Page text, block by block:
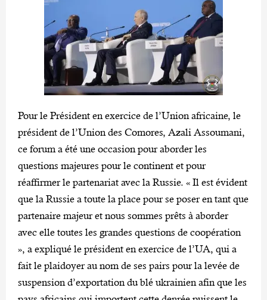
Pour le Président en exercice de l’Union africaine, le
président de l’Union des Comores, Azali Assoumani,
ce forum a été une occasion pour aborder les
questions majeures pour le continent et pour
réaffirmer le partenariat avec la Russie. « Il est évident
que la Russie a toute la place pour se poser en tant que
partenaire majeur et nous sommes prêts à aborder
avec elle toutes les grandes questions de coopération
», a expliqué le président en exercice de l’UA, qui a
fait le plaidoyer au nom de ses pairs pour la levée de
suspension d’exportation du blé ukrainien afin que les